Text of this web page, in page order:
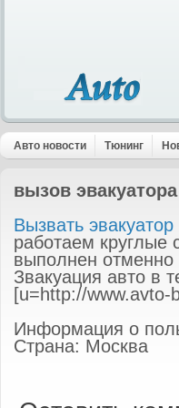
Авто новости Тюнинг
вызов эвакуатора
Вызвать эвакуатор
работаем круглые
выполнен отменно
Звакуация авто в
[u=http://www.avto-
Информация о
Страна: Москва